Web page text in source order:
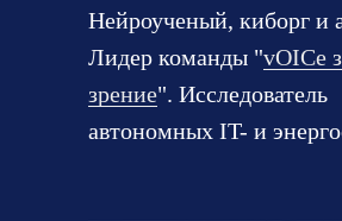
Нейроученый, киборг и
Лидер команды "vOICe
зрение". Исследователь
автономных IT- и